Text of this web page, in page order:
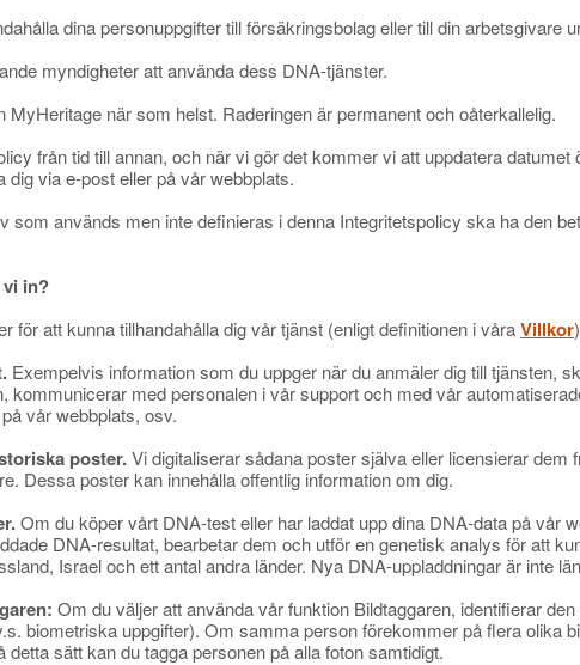
dina personuppgifter till försäkringsbolag eller till din arbetsgivare
myndigheter att använda dess DNA-tjänster.
när som helst. Raderingen är permanent och oåterkallelig.
från tid till annan, och när vi gör det kommer vi att uppdatera
via e-post eller på vår webbplats.
som används men inte definieras i denna Integritetspolicy ska ha den
in?
för att kunna tillhandahålla dig vår tjänst (enligt definitionen i våraVillkor
Exempelvis information som du uppger när du anmäler dig till tjänsten,
kommunicerar med personalen i vår support och med vår
vår webbplats, osv.
poster.Vi digitaliserar sådana poster själva eller licensierar
Dessa poster kan innehålla offentlig information om dig.
Om du köper vårt DNA-test eller har laddat upp dina DNA-data på vår
DNA-resultat, bearbetar dem och utför en genetisk analys för att
Israel och ett antal andra länder. Nya DNA-uppladdningar är inte
Om du väljer att använda vår funktion Bildtaggaren, identifierar
biometriska uppgifter). Om samma person förekommer på flera olika
sätt kan du tagga personen på alla foton samtidigt.